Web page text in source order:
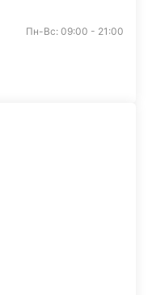
Пн-Вс: 09:00 - 21:00